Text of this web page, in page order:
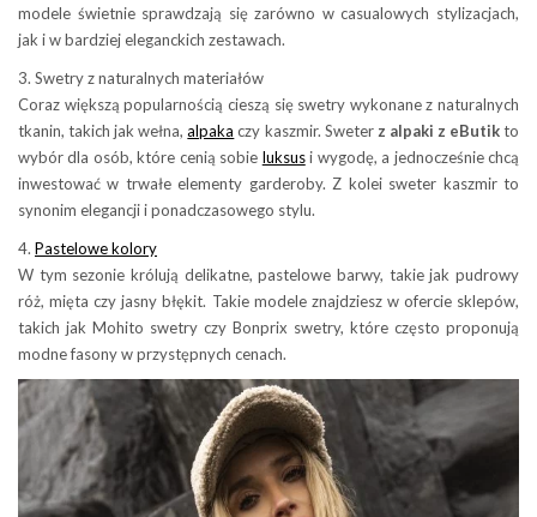
modele świetnie sprawdzają się zarówno w casualowych stylizacjach,
jak i w bardziej eleganckich zestawach.
3. Swetry z naturalnych materiałów
Coraz większą popularnością cieszą się swetry wykonane z naturalnych
tkanin, takich jak wełna,alpaka czy kaszmir. Sweterz alpaki z eButikto
wybór dla osób, które cenią sobie luksusi wygodę, a jednocześnie chcą
inwestować w trwałe elementy garderoby. Z kolei sweter kaszmir to
synonim elegancji i ponadczasowego stylu.
4. Pastelowe kolory
W tym sezonie królują delikatne, pastelowe barwy, takie jak pudrowy
róż, mięta czy jasny błękit. Takie modele znajdziesz w ofercie sklepów,
takich jak Mohito swetry czy Bonprix swetry, które często proponują
modne fasony w przystępnych cenach.